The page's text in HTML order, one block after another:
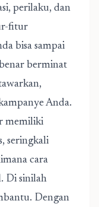
perilaku, dan
fitur
bisa sampai
berminat
Anda.
memiliki
seringkali
cara
Di sinilah
Dengan